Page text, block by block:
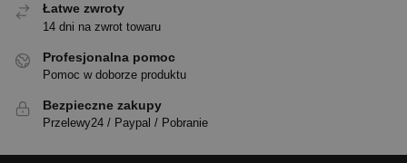
Łatwe zwroty
14 dni na zwrot towaru
Profesjonalna pomoc
Pomoc w doborze produktu
Bezpieczne zakupy
Przelewy24 / Paypal / Pobranie